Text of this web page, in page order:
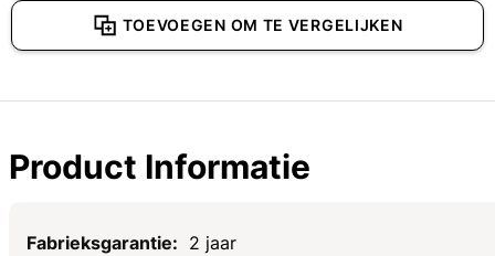
TOEVOEGEN OM TE VERGELIJKEN
Product Informatie
Specificaties
2 jaar